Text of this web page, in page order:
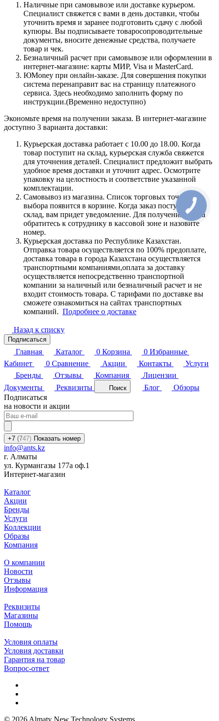
Наличные при самовывозе или доставке курьером.
Специалист свяжется с вами в день доставки, чтобы
уточнить время и заранее подготовить сдачу с любой
купюры. Вы подписываете товаросопроводительные
документы, вносите денежные средства, получаете
товар и чек.
Безналичный расчет при самовывозе или оформлении в
интернет-магазине: карты МИР, Visa и MasterCard.
ЮMoney при онлайн-заказе. Для совершения покупки
система перенаправит вас на страницу платежного
сервиса. Здесь необходимо заполнить форму по
инструкции.(Временно недоступно)
Экономьте время на получении заказа. В интернет-магазине
доступно 3 варианта доставки:
Курьерская доставка работает с 10.00 до 18.00. Когда
товар поступит на склад, курьерская служба свяжется
для уточнения деталей. Специалист предложит выбрать
удобное время доставки и уточнит адрес. Осмотрите
упаковку на целостность и соответствие указанной
комплектации.
Самовывоз из магазина. Список торговых точек для
выбора появится в корзине. Когда заказ поступит на
склад, вам придет уведомление. Для получения заказа
обратитесь к сотруднику в кассовой зоне и назовите
номер.
Курьерская доставка по Республике Казахстан.
Отправка товара осуществляется по 100% предоплате,
доставка товара в города Казахстана осуществляется
транспортными компаниями,оплата за доставку
осуществляется непосредственно транспортной
компании за наличный или безналичный расчет и не
входит стоимость товара. С тарифами по доставке вы
сможете ознакомиться на сайтах транспортных
компаний. Подробнее о доставке
Назад к списку
Подписаться
Главная Каталог 0 Корзина 0 Избранные
Кабинет
0 Сравнение Акции Контакты
Услуги
Бренды
Отзывы Компания
Лицензии
Документы
Реквизиты Поиск Блог
Обзоры
Подписаться
на новости и акции
+7 (747) Показать номер
info@ants.kz
г. Алматы
ул. Курмангазы 177а оф.1
Интернет-магазин
Каталог
Акции
Бренды
Услуги
Коллекции
Образы
Компания
О компании
Новости
Отзывы
Информация
Реквизиты
Магазины
Помощь
Условия оплаты
Условия доставки
Гарантия на товар
Вопрос-ответ